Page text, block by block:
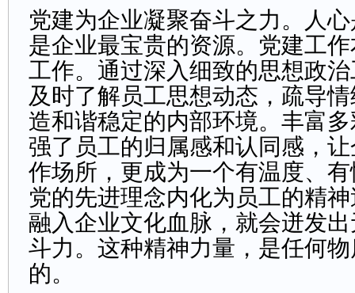
党建为企业凝聚奋斗之力。人
是企业最宝贵的资源。党建工
工作。通过深入细致的思想政
及时了解员工思想动态，疏导
造和谐稳定的内部环境。丰富
强了员工的归属感和认同感，
作场所，更成为一个有温度、
党的先进理念内化为员工的精
融入企业文化血脉，就会迸发
斗力。这种精神力量，是任何
的。